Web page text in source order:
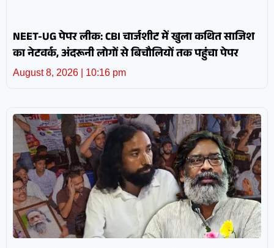
NEET-UG पेपर लीक: CBI चार्जशीट में खुला कथित साजिश
का नेटवर्क, अंदरूनी लोगों से बिचौलियों तक पहुंचा पेपर
August 8, 2026 10:16 pm